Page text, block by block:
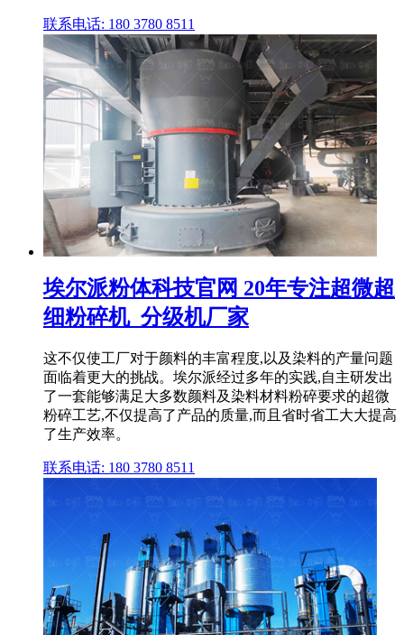
联系电话: 180 3780 8511
埃尔派粉体科技官网 20年专注超微超
细粉碎机_分级机厂家
这不仅使工厂对于颜料的丰富程度,以及染料的产量问题
面临着更大的挑战。埃尔派经过多年的实践,自主研发出
了一套能够满足大多数颜料及染料材料粉碎要求的超微
粉碎工艺,不仅提高了产品的质量,而且省时省工大大提高
了生产效率。
联系电话: 180 3780 8511